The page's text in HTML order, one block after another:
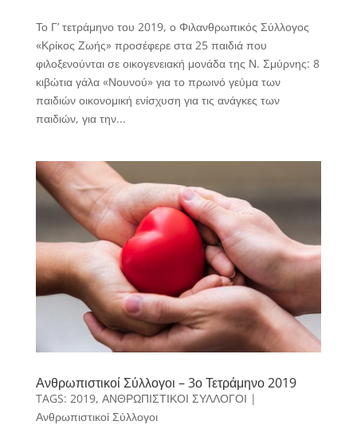
Το Γ’ τετράμηνο του 2019, ο Φιλανθρωπικός Σύλλογος
«Κρίκος Ζωής» προσέφερε στα 25 παιδιά που
φιλοξενούνται σε οικογενειακή μονάδα της Ν. Σμύρνης: 8
κιβώτια γάλα «Νουνού» για το πρωινό γεύμα των
παιδιών οικονομική ενίσχυση για τις ανάγκες των
παιδιών, για την...
Ανθρωπιστικοί Σύλλογοι – 3ο Τετράμηνο 2019
TAGS: 2019, ΑΝΘΡΩΠΙΣΤΙΚΟΙ ΣΥΛΛΟΓΟΙ |
Ανθρωπιστικοί Σύλλογοι